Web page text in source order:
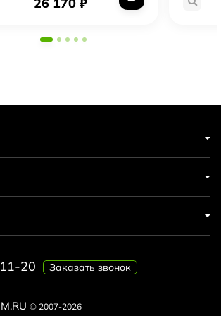
26 170₽
© 2007-2026
20 Заказать звонок